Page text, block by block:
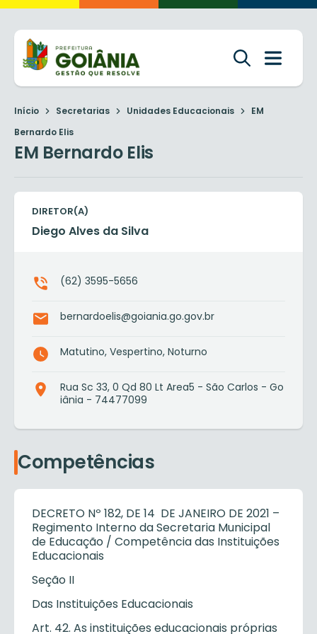
Início Secretarias Unidades Educacionais
EM
Bernardo Elis
EM Bernardo Elis
DIRETOR(A)
Diego Alves da Silva
(62) 3595-5656
bernardoelis@goiania.go.gov.br
Matutino, Vespertino, Noturno
Rua Sc 33, 0 Qd 80 Lt Area5 - São Carlos - Go
iânia - 74477099
Competências
DECRETO Nº 182, DE 14 DE JANEIRO DE 2021 –
Regimento Interno da Secretaria Municipal
de Educação / Competência das Instituições
Educacionais
Seção II
Das Instituições Educacionais
Art. 42. As instituições educacionais próprias